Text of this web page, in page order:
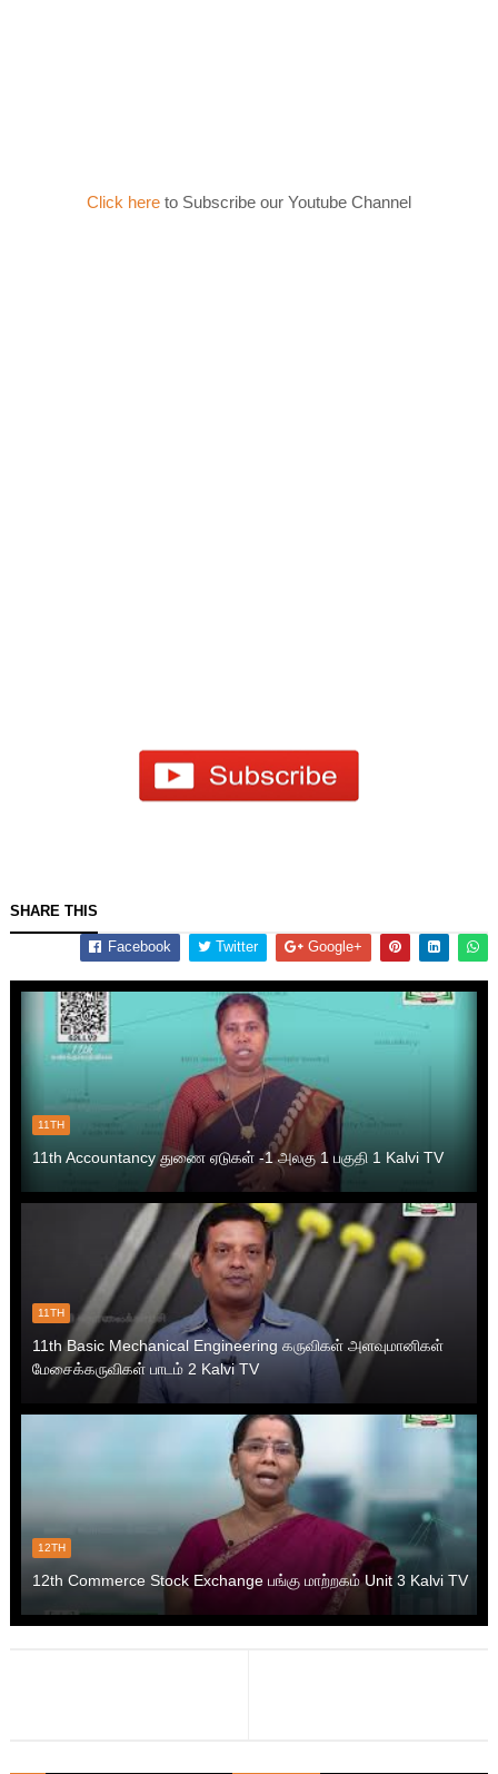
Click here to Subscribe our Youtube Channel
SHARE THIS
Facebook Twitter Google+
11TH
11th Accountancy துணை ஏடுகள் -1 அலகு 1 பகுதி 1 Kalvi TV
11TH
11th Basic Mechanical Engineering கருவிகள் அளவுமானிகள்
மேசைக்கருவிகள் பாடம் 2 Kalvi TV
12TH
12th Commerce Stock Exchange பங்கு மாற்றகம் Unit 3 Kalvi TV